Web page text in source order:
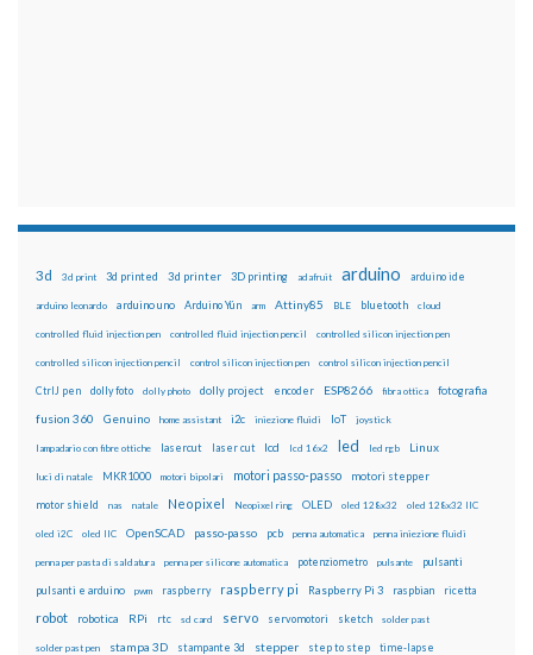
3d 3d print 3d printed 3d printer 3D printing adafruit arduino arduino ide
arduino leonardo arduino uno Arduino Yún arm Attiny85 BLE bluetooth cloud
controlled fluid injection pen controlled fluid injection pencil controlled silicon injection pen
controlled silicon injection pencil control silicon injection pen control silicon injection pencil
CtrlJ pen dolly foto dolly photo dolly project encoder ESP8266 fibra ottica fotografia
fusion 360 Genuino home assistant i2c iniezione fluidi IoT joystick
lampadario con fibre ottiche lasercut laser cut lcd lcd 16x2 led led rgb Linux
luci di natale MKR1000 motori bipolari motori passo-passo motori stepper
motor shield nas natale Neopixel Neopixel ring OLED oled 128x32 oled 128x32 IIC
oled i2C oled IIC OpenSCAD passo-passo pcb penna automatica penna iniezione fluidi
penna per pasta di saldatura penna per silicone automatica potenziometro pulsante pulsanti
pulsanti e arduino pwm raspberry raspberry pi Raspberry Pi 3 raspbian ricetta
robot robotica RPi rtc sd card servo servomotori sketch solder past
solder past pen stampa 3D stampante 3d stepper step to step time-lapse